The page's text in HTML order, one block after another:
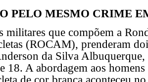
PELO MESMO CRIME
militares que compõem a
(ROCAM), prenderam
da Silva
18. A abordagem aos